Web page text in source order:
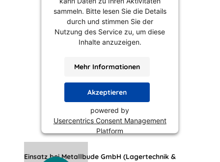
sammeln. Bitte lesen Sie die Details
durch und stimmen Sie der
Nutzung des Service zu, um diese
Inhalte anzuzeigen.
Mehr Informationen
Akzeptieren
powered by
Usercentrics Consent Management
Platform
Einsatz bei Metallbude GmbH (Lagertechnik &